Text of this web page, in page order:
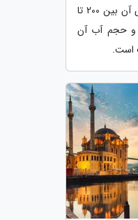
1030 تا 1200 کیلومتر و عرض آن بین 200 تا
و حجم آب آن